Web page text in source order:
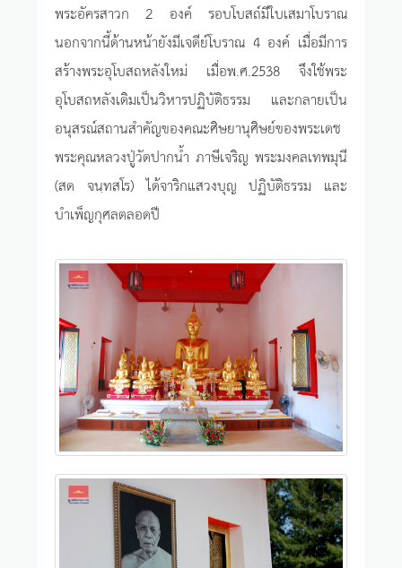
พระอัครสาวก 2 องค์ รอบโบสถ์มีใบเสมาโบราณ
นอกจากนี้ด้านหน้ายังมีเจดีย์โบราณ 4 องค์ เมื่อมีการ
สร้างพระอุโบสถหลังใหม่ เมื่อพ.ศ.2538 จึงใช้พระ
อุโบสถหลังเดิมเป็นวิหารปฏิบัติธรรม และกลายเป็น
อนุสรณ์สถานสำคัญของคณะศิษยานุศิษย์ของพระเดช
พระคุณหลวงปู่วัดปากน้ำ ภาษีเจริญ พระมงคลเทพมุนี
(สด จนฺทสโร) ได้จาริกแสวงบุญ ปฏิบัติธรรม และ
บำเพ็ญกุศลตลอดปี